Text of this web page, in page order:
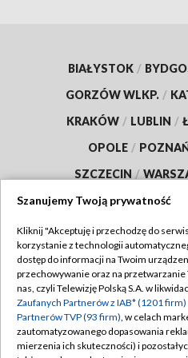
BIAŁYSTOK /
GORZÓW WLKP. /
KRAKÓW / LUBLIN /
OPOLE /
SZCZECIN /
Dołącz do nas:
Abonament TVP
Emisja w TVP
Polityka
Szanujemy Twoją prywatność
Kliknij "Akceptuję i przechodzę do
korzystanie z technologii
dostęp do informacji na Twoim
przechowywanie oraz na
nas, czyli Telewizję Polską S.A. w
Zaufanych Partnerów z IAB* (1201 firm)
Partnerów TVP (93 firm), w celach
zautomatyzowanego dopasowania
mierzenia ich skuteczności) i